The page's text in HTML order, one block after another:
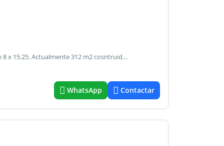
Propiedad a refaccionar en venta en almagro es un lote de 8 x 15.25. Actualmente 312 m2 cosntruidos originalmente son dos ph, totalmente independiente uno del otro, uno en planta baja y otro en planta alta, cada uno con su entrada. No estan sub-dividos,totalmente a reciclar. Apto credito hipotecario, papeles totalmente en orden para una escritura inmediata. Contamos con los planos originales. Consultar por propiedad en parte de pago. "Se deja constancia que los m2 indicados son aproximados,al igual que las medidas parciales de los ambientes, y el valor consignado de expensas mansuales esta sujeta a verificar y/o ajustes. Fotos de caracter no contractual."
WhatsApp Contactar